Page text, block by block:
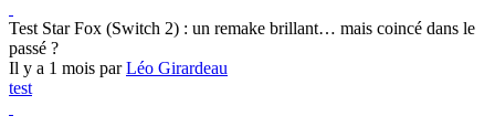
Test Star Fox (Switch 2) : un remake brillant… mais coincé dans le
passé ?
Il y a 1 mois parLéo Girardeau
test